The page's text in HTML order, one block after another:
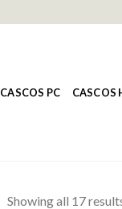
CASCOS PC CASCOS
Showing all 17